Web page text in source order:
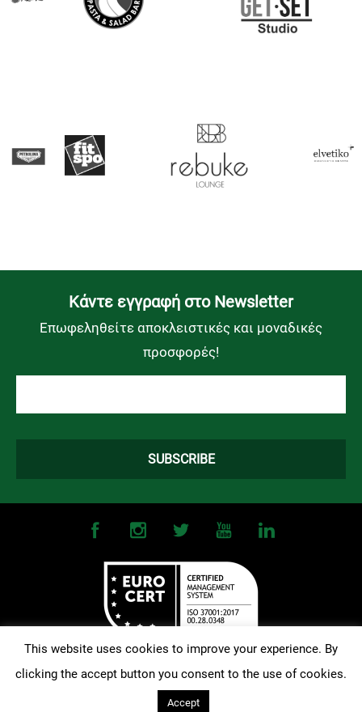
Kάντε εγγραφή στο Newsletter
Επωφεληθείτε αποκλειστικές και μοναδικές
προσφορές!
©2026OMONOIA FC. All Rights Reserved | Terms and Conditions|
| Designed and Developed by
This website uses cookies to improve your experience. By
clicking the accept button you consent to the use of cookies.
Accept